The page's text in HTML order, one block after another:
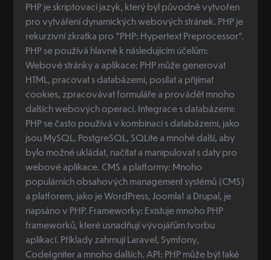
PHP je skriptovací jazyk, který byl původně vytvořen
pro vytváření dynamických webových stránek. PHP je
rekurzivní zkratka pro "PHP: Hypertext Preprocessor".
PHP se používá hlavně k následujícím účelům:
Webové stránky a aplikace: PHP může generovat
HTML, pracovat s databázemi, posílat a přijímat
cookies, zpracovávat formuláře a provádět mnoho
dalších webových operací. Integrace s databázemi:
PHP se často používá v kombinaci s databázemi, jako
jsou MySQL, PostgreSQL, SQLite a mnohé další, aby
bylo možné ukládat, načítat a manipulovat s daty pro
webové aplikace. CMS a platformy: Mnoho
populárních obsahových management systémů (CMS)
a platforem, jako je WordPress, Joomla! a Drupal, je
napsáno v PHP. Frameworky: Existuje mnoho PHP
frameworků, které usnadňují vývojářům tvorbu
aplikací. Příklady zahrnují Laravel, Symfony,
CodeIgniter a mnoho dalších. API: PHP může být také